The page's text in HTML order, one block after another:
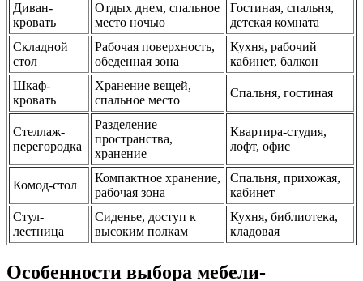
Диван-
кровать
Отдых днем, спальное
место ночью
Гостиная, спальня,
детская комната
Складной
стол
Рабочая поверхность,
обеденная зона
Кухня, рабочий
кабинет, балкон
Шкаф-
кровать
Хранение вещей,
спальное место
Спальня, гостиная
Стеллаж-
перегородка
Разделение
пространства,
хранение
Квартира-студия,
лофт, офис
Комод-стол
Компактное хранение,
рабочая зона
Спальня, прихожая,
кабинет
Стул-
лестница
Сиденье, доступ к
высоким полкам
Кухня, библиотека,
кладовая
Особенности выбора мебели-